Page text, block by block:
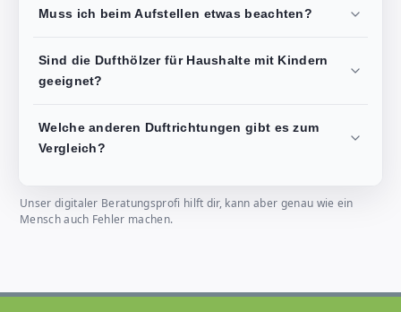
Muss ich beim Aufstellen etwas beachten?
Sind die Dufthölzer für Haushalte mit Kindern
geeignet?
Welche anderen Duftrichtungen gibt es zum
Vergleich?
Unser digitaler Beratungsprofi hilft dir, kann aber genau wie ein
Mensch auch Fehler machen.